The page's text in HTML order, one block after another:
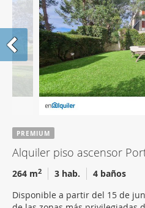
PREMIUM
Alquiler piso ascensor
264 m2 3 hab.
4 baños
Disponible a partir del 15 de